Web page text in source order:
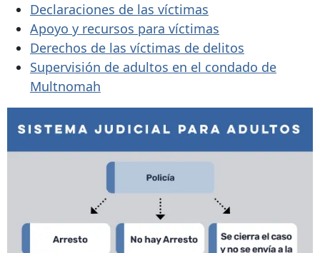
Declaraciones de las víctimas
Apoyo y recursos para víctimas
Derechos de las víctimas de delitos
Supervisión de adultos en el condado de
Multnomah